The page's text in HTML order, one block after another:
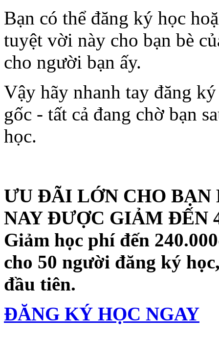
Bạn có thể đăng ký học
tuyệt vời này cho bạn bè
cho người bạn ấy.
Vậy hãy nhanh tay đăng
gốc - tất cả đang chờ bạn
học.
ƯU ĐÃI LỚN CHO
NAY ĐƯỢC GIẢM ĐẾN
Giảm học phí đến
cho 50 người đăng ký
đầu tiên.
ĐĂNG KÝ HỌC NGAY